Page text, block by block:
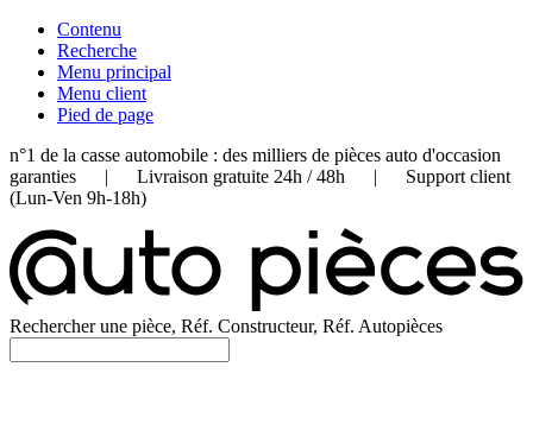
Contenu
Recherche
Menu principal
Menu client
Pied de page
n°1 de la casse automobile : des milliers de pièces auto d'occasion
garanties | Livraison gratuite 24h / 48h | Support client
(Lun-Ven 9h-18h)
Rechercher une pièce, Réf. Constructeur, Réf. Autopièces